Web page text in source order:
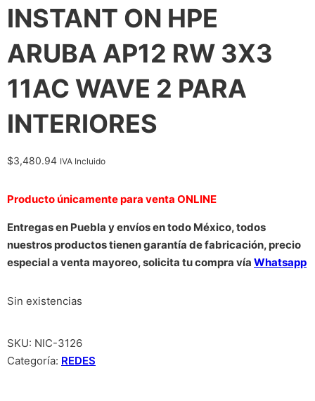
INSTANT ON HPE
ARUBA AP12 RW 3X3
11AC WAVE 2 PARA
INTERIORES
$3,480.94 IVA Incluido
Producto únicamente para venta ONLINE
Entregas en Puebla y envíos en todo México, todos
nuestros productos tienen garantía de fabricación, precio
especial a venta mayoreo, solicita tu compra vía Whatsapp
Sin existencias
SKU: NIC-3126
Categoría: REDES